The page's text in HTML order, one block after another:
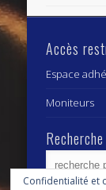
Accès
Espace
Moniteurs
Recherche
Confidentialité et